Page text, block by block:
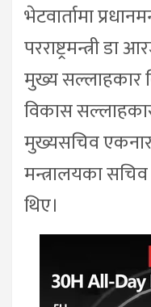
भेटवार्तामा
परराष्ट्रमन्त्री डा
मुख्य सल्लाहकार
विकास
मुख्यसचिव
मन्त्रालयका
थिए।